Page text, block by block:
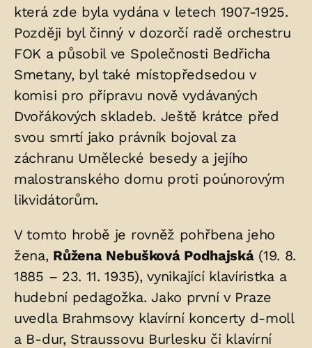
která zde byla vydána v letech 1907-1925.
Později byl činný v dozorčí radě orchestru
FOK a působil ve Společnosti Bedřicha
Smetany, byl také místopředsedou v
komisi pro přípravu nově vydávaných
Dvořákových skladeb. Ještě krátce před
svou smrtí jako právník bojoval za
záchranu Umělecké besedy a jejího
malostranského domu proti poúnorovým
likvidátorům.
V tomto hrobě je rovněž pohřbena jeho
žena, Růžena Nebušková Podhajská(19. 8.
1885 – 23. 11. 1935), vynikající klavíristka a
hudební pedagožka. Jako první v Praze
uvedla Brahmsovy klavírní koncerty d-moll
a B-dur, Straussovu Burlesku či klavírní